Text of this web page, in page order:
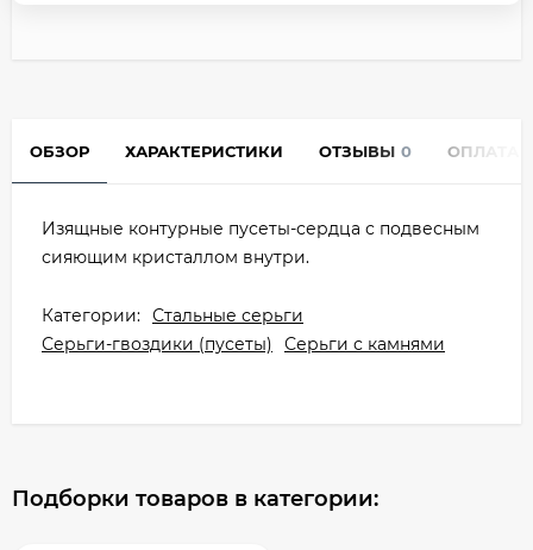
ОБЗОР ХАРАКТЕРИСТИКИ ОТЗЫВЫ 0 ОПЛАТА
Изящные контурные пусеты-сердца с подвесным
сияющим кристаллом внутри.
Категории: Стальные серьги
Серьги-гвоздики (пусеты)
Серьги с камнями
Подборки товаров в категории: